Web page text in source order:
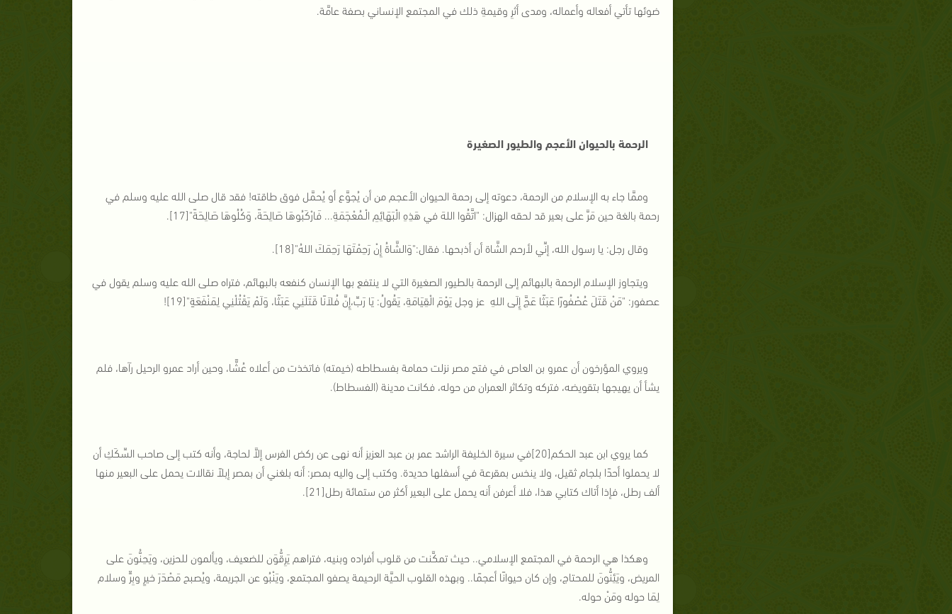
ضوئها تأتي أفعاله وأعماله، ومدى أثرِ وقيمةِ ذلك في المجتمع الإنساني بصفة عامَّة.
الرحمة بالحيوان الأعجم والطيور الصغيرة
وممَّا جاء به الإسلام من الرحمة، دعوته إلى رحمة الحيوان الأعجم من أن يُجوَّع أو يُحمَّل فوق طاقته! فقد قال صلى الله عليه وسلم في
رحمة بالغة حين مَرَّ على بعير قد لحقه الهزال: "اتَّقُوا اللهَ في هَذِهِ الْبَهَائِمِ الْـمُعْجَمَةِ... ‏فَارْكَبُوهَا صَالِحَةً، وَكُلُوهَا صَالِحَةً"[17].
وقال رجل: يا رسول الله، إنِّي لأرحم الشَّاة أن أذبحها. فقال:"وَالشَّاةُ إِنْ رَحِمْتَهَا رَحِمَكَ اللهُ"[18].
ويتجاوز الإسلام الرحمة بالبهائم إلى الرحمة بالطيور الصغيرة التي لا ينتفع بها الإنسان كنفعه بالبهائم، فتراه صلى الله عليه وسلم يقول في
عصفور: "مَنْ قَتَلَ عُصْفُورًا عَبَثًا عَجَّ‏ ‏إِلَى اللهِ عز وجل يَوْمَ الْقِيَامَةِ، يَقُولُ: يَا رَبِّ،إِنَّ فُلاَنًا قَتَلَنِي عَبَثًا، وَلَمْ يَقْتُلْنِي لِمَنْفَعَةٍ"[19]!
ويروي المؤرخون أن عمرو بن العاص في فتح مصر نزلت حمامة بفسطاطه (خيمته) فاتخذت من أعلاه عُشًّا، وحين أراد عمرو الرحيل رآها، فلم
يشأ أن يهيجها بتقويضه، فتركه وتكاثر العمران من حوله، فكانت مدينة (الفسطاط).
كما يروي ابن عبد الحكم[20]في سيرة الخليفة الراشد عمر بن عبد العزيز أنه نهى عن ركض الفرس إلاَّ لحاجة، وأنه كتب إلى صاحب السِّكَكِ أن
لا يحملوا أحدًا بلجام ثقيل، ولا ينخس بمقرعة في أسفلها حديدة. وكتب إلى واليه بمصر: أنه بلغني أن بمصر إبلاً نقالات يحمل على البعير منها
ألف رطل، فإذا أتاك كتابي هذا، فلا أعرفن أنه يحمل على البعير أكثر من ستمائة رطل[21].
وهكذا هي الرحمة في المجتمع الإسلامي.. حيث تمكَّنت من قلوب أفراده وبنيه، فتراهم يَرِقُّوَن للضعيف، ويألمون للحزين، ويَحِنُّونَ على
المريض، ويَئِنُّونَ للمحتاج، وإن كان حيوانًا أعجمًا.. وبهذه القلوب الحيَّة الرحيمة يصفو المجتمع، ويَنْبُو عن الجريمة، ويُصبح مَصْدَرَ خيرٍ وبِرٍّ وسلام
لِمَا حوله ومَنْ حوله.